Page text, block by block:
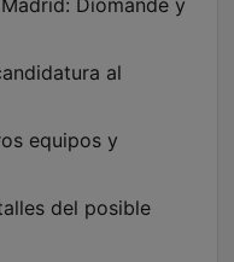
Diomandé y
al
equipos y
del posible